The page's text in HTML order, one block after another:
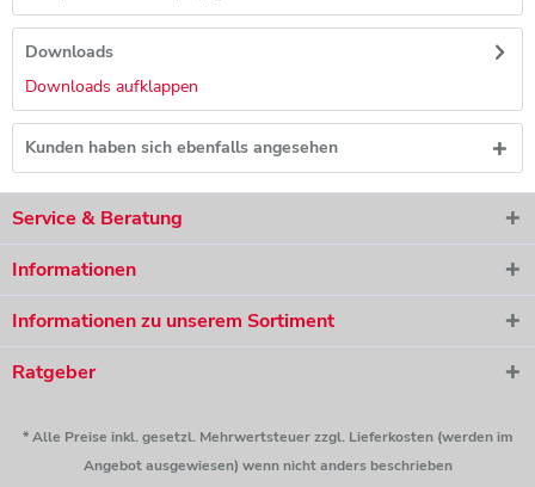
Downloads
Downloads aufklappen
Kunden haben sich ebenfalls angesehen
Service & Beratung
Informationen
Informationen zu unserem Sortiment
Ratgeber
* Alle Preise inkl. gesetzl. Mehrwertsteuer zzgl. Lieferkosten (werden im
Angebot ausgewiesen) wenn nicht anders beschrieben